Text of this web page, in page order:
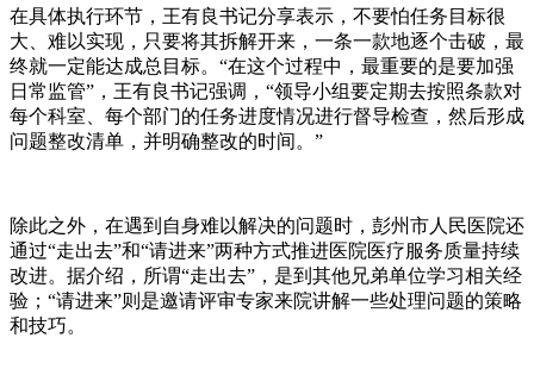
在具体执行环节，王有良书记分享表示，不要怕任务目标很
大、难以实现，只要将其拆解开来，一条一款地逐个击破，最
终就一定能达成总目标。“在这个过程中，最重要的是要加强
日常监管”，王有良书记强调，“领导小组要定期去按照条款对
每个科室、每个部门的任务进度情况进行督导检查，然后形成
问题整改清单，并明确整改的时间。”
除此之外，在遇到自身难以解决的问题时，彭州市人民医院还
通过“走出去”和“请进来”两种方式推进医院医疗服务质量持续
改进。据介绍，所谓“走出去”，是到其他兄弟单位学习相关经
验；“请进来”则是邀请评审专家来院讲解一些处理问题的策略
和技巧。